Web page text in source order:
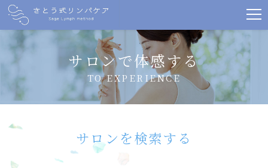
サロンで体感する
TO EXPERIENCE
サロンを検索する